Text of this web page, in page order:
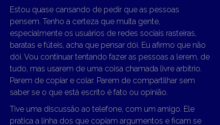
Estou quase cansando de pedir que as pessoas
pensem. Tenho a certeza que muita gente,
especialmente os usuários de redes sociais rasteiras,
baratas e fúteis, acha que pensar dói. Eu afirmo que não
dói. Vou continuar tentando fazer as pessoas a lerem, de
tudo, mas usarem de uma coisa chamada livre arbítrio.
Parem de copiar e colar. Parem de compartilhar sem
saber se o que está escrito é fato ou opinião.
Tive uma discussão ao telefone, com um amigo. Ele
pratica a linha dos que copiam argumentos e ficam se